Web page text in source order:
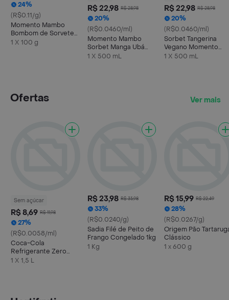
24%
(R$0.11/g)
Momento Mambo
Bombom de Sorvete
Flocos 100g
1 X 100 g
R$ 22,98 R$ 28,98
20%
(R$0.0460/ml)
Momento Mambo
Sorbet Manga Ubá
Vegano 500ml
1 X 500 mL
R$ 22,98 R$ 28,98
20%
(R$0.0460/ml)
Sorbet Tangerina
Vegano Momento
Mambo 500ml
1 X 500 mL
Ofertas Ver mais
Sem açúcar
R$ 8,69 R$ 11,98
27%
(R$0.0058/ml)
Coca-Cola
Refrigerante Zero
Açúcar Garrafa 1.5 l
1 X 1,5 L
R$ 23,98 R$ 35,98
33%
(R$0.0240/g)
Sadia Filé de Peito de
Frango Congelado 1kg
1 Kg
R$ 15,99 R$ 22,49
28%
(R$0.0267/g)
Origem Pão
Clássico
1 x 600 g